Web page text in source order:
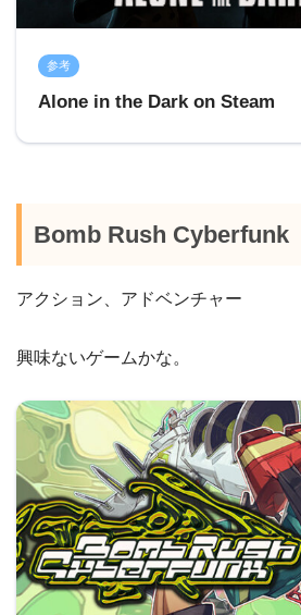
参考
Alone in the Dark on Steam
Bomb Rush Cyberfunk
アクション、アドベンチャー
興味ないゲームかな。